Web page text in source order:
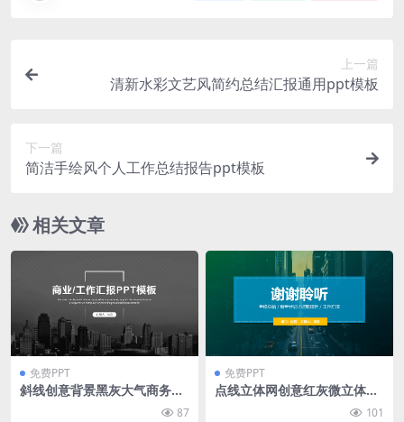
上一篇
清新水彩文艺风简约总结汇报通用ppt模板
下一篇
简洁手绘风个人工作总结报告ppt模板
相关文章
免费PPT
斜线创意背景黑灰大气商务工
87
免费PPT
点线立体网创意红灰微立体年
101